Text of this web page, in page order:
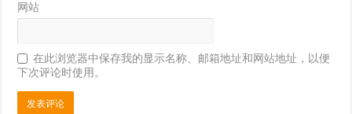
网站
在此浏览器中保存我的显示名称、邮箱地址和网站地址，以便
下次评论时使用。